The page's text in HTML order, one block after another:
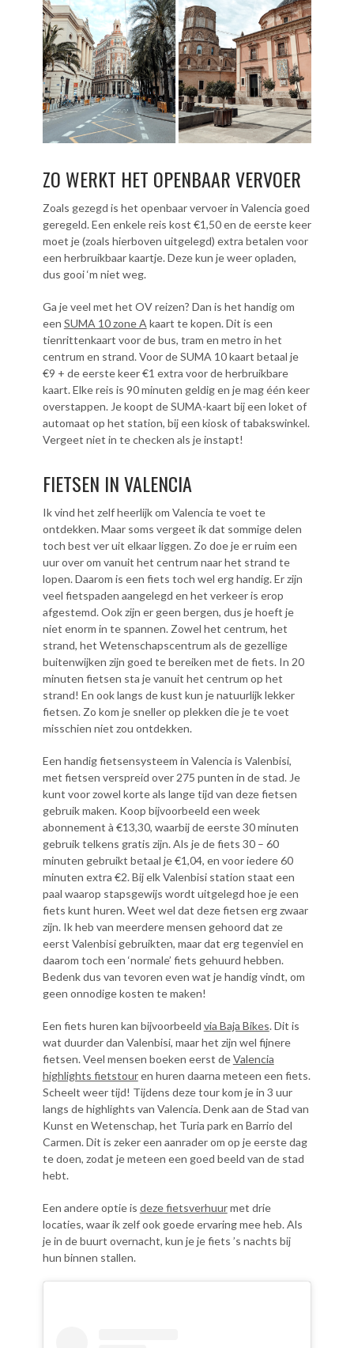
ZO WERKT HET OPENBAAR VERVOER
Zoals gezegd is het openbaar vervoer in Valencia goed
geregeld. Een enkele reis kost €1,50 en de eerste keer
moet je (zoals hierboven uitgelegd) extra betalen voor
een herbruikbaar kaartje. Deze kun je weer opladen,
dus gooi ‘m niet weg.
Ga je veel met het OV reizen? Dan is het handig om
een SUMA 10 zone A kaart te kopen. Dit is een
tienrittenkaart voor de bus, tram en metro in het
centrum en strand. Voor de SUMA 10 kaart betaal je
€9 + de eerste keer €1 extra voor de herbruikbare
kaart. Elke reis is 90 minuten geldig en je mag één keer
overstappen. Je koopt de SUMA-kaart bij een loket of
automaat op het station, bij een kiosk of tabakswinkel.
Vergeet niet in te checken als je instapt!
FIETSEN IN VALENCIA
Ik vind het zelf heerlijk om Valencia te voet te
ontdekken. Maar soms vergeet ik dat sommige delen
toch best ver uit elkaar liggen. Zo doe je er ruim een
uur over om vanuit het centrum naar het strand te
lopen. Daarom is een fiets toch wel erg handig. Er zijn
veel fietspaden aangelegd en het verkeer is erop
afgestemd. Ook zijn er geen bergen, dus je hoeft je
niet enorm in te spannen. Zowel het centrum, het
strand, het Wetenschapscentrum als de gezellige
buitenwijken zijn goed te bereiken met de fiets. In 20
minuten fietsen sta je vanuit het centrum op het
strand! En ook langs de kust kun je natuurlijk lekker
fietsen. Zo kom je sneller op plekken die je te voet
misschien niet zou ontdekken.
Een handig fietsensysteem in Valencia is Valenbisi,
met fietsen verspreid over 275 punten in de stad. Je
kunt voor zowel korte als lange tijd van deze fietsen
gebruik maken. Koop bijvoorbeeld een week
abonnement à €13,30, waarbij de eerste 30 minuten
gebruik telkens gratis zijn. Als je de fiets 30 – 60
minuten gebruikt betaal je €1,04, en voor iedere 60
minuten extra €2. Bij elk Valenbisi station staat een
paal waarop stapsgewijs wordt uitgelegd hoe je een
fiets kunt huren. Weet wel dat deze fietsen erg zwaar
zijn. Ik heb van meerdere mensen gehoord dat ze
eerst Valenbisi gebruikten, maar dat erg tegenviel en
daarom toch een ‘normale’ fiets gehuurd hebben.
Bedenk dus van tevoren even wat je handig vindt, om
geen onnodige kosten te maken!
Een fiets huren kan bijvoorbeeld via Baja Bikes. Dit is
wat duurder dan Valenbisi, maar het zijn wel fijnere
fietsen. Veel mensen boeken eerst deValencia
highlights fietstouren huren daarna meteen een fiets.
Scheelt weer tijd! Tijdens deze tour kom je in 3 uur
langs de highlights van Valencia. Denk aan de Stad van
Kunst en Wetenschap, het Turia park en Barrio del
Carmen. Dit is zeker een aanrader om op je eerste dag
te doen, zodat je meteen een goed beeld van de stad
hebt.
Een andere optie is deze fietsverhuurmet drie
locaties, waar ik zelf ook goede ervaring mee heb. Als
je in de buurt overnacht, kun je je fiets ’s nachts bij
hun binnen stallen.